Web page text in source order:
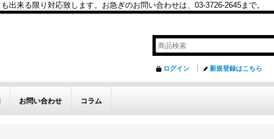
来る限り対応致します。お急ぎのお問い合わせは、03-3726-2645まで。
ログイン 新規登録はこちら
お問い合わせ コラム